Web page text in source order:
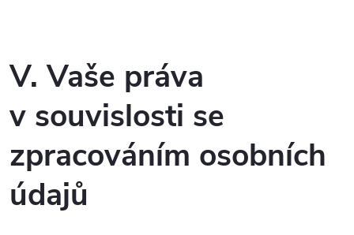
V. Vaše práva
v souvislosti se
zpracováním osobních
údajů